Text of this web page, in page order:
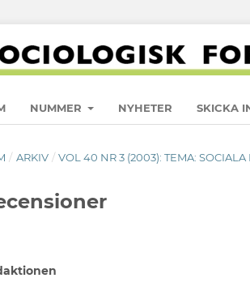
NUMMER NYHETER SKICKA
/ ARKIV / VOL 40 NR 3 (2003): TEMA: SOCIALA